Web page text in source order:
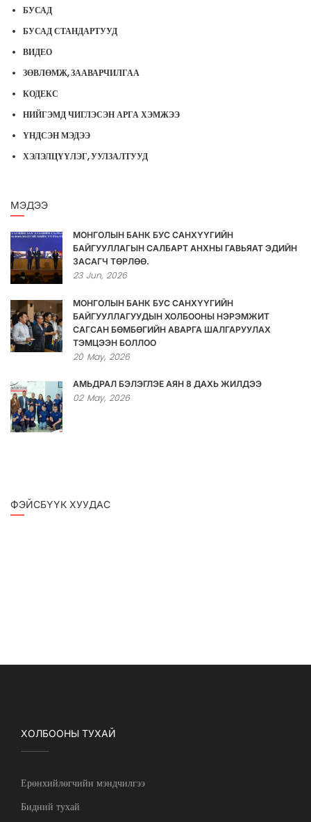
БУСАД
БУСАД СТАНДАРТУУД
ВИДЕО
ЗӨВЛӨМЖ, ЗААВАРЧИЛГАА
КОДЕКС
НИЙГЭМД ЧИГЛЭСЭН АРГА ХЭМЖЭЭ
ҮНДСЭН МЭДЭЭ
ХЭЛЭЛЦҮҮЛЭГ, УУЛЗАЛТУУД
МЭДЭЭ
МОНГОЛЫН БАНК БУС САНХҮҮГИЙН
БАЙГУУЛЛАГЫН САЛБАРТ АНХНЫ ГАВЬЯАТ ЭДИЙН
ЗАСАГЧ ТӨРЛӨӨ.
23 Jun, 2026
МОНГОЛЫН БАНК БУС САНХҮҮГИЙН
БАЙГУУЛЛАГУУДЫН ХОЛБООНЫ НЭРЭМЖИТ
САГСАН БӨМБӨГИЙН АВАРГА ШАЛГАРУУЛАХ
ТЭМЦЭЭН БОЛЛОО
20 May, 2026
АМЬДРАЛ БЭЛЭГЛЭЕ АЯН 8 ДАХЬ ЖИЛДЭЭ
02 May, 2026
ФЭЙСБҮҮК ХУУДАС
ХОЛБООНЫ ТУХАЙ
Ерөнхийлөгчийн мэндчилгээ
Бидний тухай